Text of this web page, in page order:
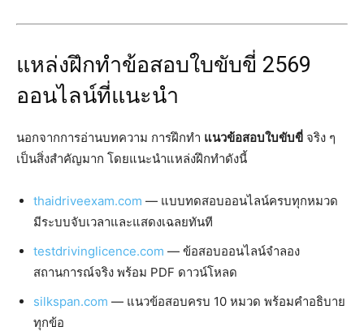
แหล่งฝึกทำข้อสอบใบขับขี่ 2569
ออนไลน์ที่แนะนำ
นอกจากการอ่านบทความ การฝึกทำ แนวข้อสอบใบขับขี่ จริง ๆ
เป็นสิ่งสำคัญมาก โดยแนะนำแหล่งฝึกทำดังนี้
thaidriveexam.com — แบบทดสอบออนไลน์ครบทุกหมวด
มีระบบจับเวลาและแสดงเฉลยทันที
testdrivinglicence.com — ข้อสอบออนไลน์จำลอง
สถานการณ์จริง พร้อม PDF ดาวน์โหลด
silkspan.com — แนวข้อสอบครบ 10 หมวด พร้อมคำอธิบาย
ทุกข้อ